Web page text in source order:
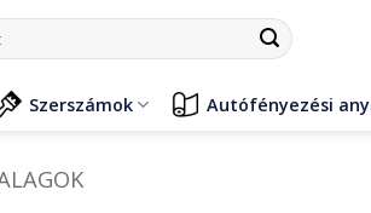
Szerszámok Autófényezési